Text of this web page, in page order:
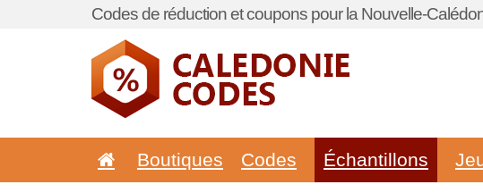
Codes de réduction et coupons pour la Nouvelle-
Boutiques Codes Échantillons